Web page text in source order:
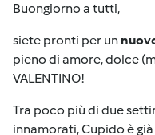
Buongiorno a tutti,
siete pronti per un
pieno di amore, dolce
VALENTINO!
Tra poco più di due
innamorati, Cupido è